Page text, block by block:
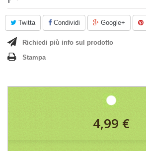
Twitta Condividi Google+
Richiedi più info sul prodotto
Stampa
4,99 €